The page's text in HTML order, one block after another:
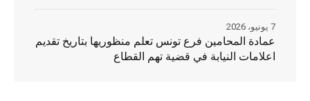
عمادة المحامين فرع تونس تعلم منظوريها بتاريخ تقديم
اعلامات النيابة في قضية تهم القطاع
7 يونيو، 2026